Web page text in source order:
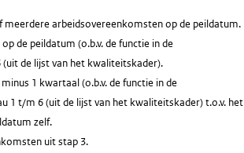
meerdere arbeidsovereenkomsten op de peildatum.
de peildatum (o.b.v. de functie in de
de lijst van het kwaliteitskader).
1 kwartaal (o.b.v. de functie in de
1 t/m 6 (uit de lijst van het kwaliteitskader) t.o.v. het
zelf.
uit stap 3.